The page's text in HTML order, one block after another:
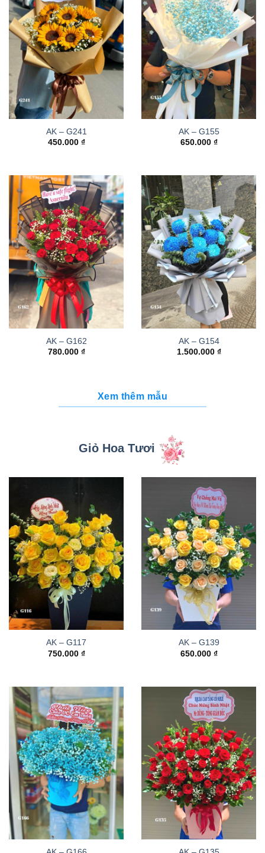
AK – G241
450.000 ₫
AK – G155
650.000 ₫
AK – G162
780.000 ₫
AK – G154
1.500.000 ₫
Xem thêm mẫu
Giỏ Hoa Tươi
AK – G117
750.000 ₫
AK – G139
650.000 ₫